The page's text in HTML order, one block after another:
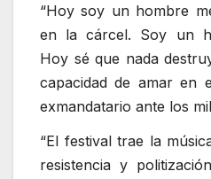
“Hoy soy un hombre
en la cárcel. Soy un
Hoy sé que nada
capacidad de amar en
exmandatario ante los
“El festival trae la
resistencia y